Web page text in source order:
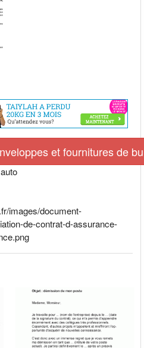
et fournitures de
images/document-
de-contrat-d-assurance-